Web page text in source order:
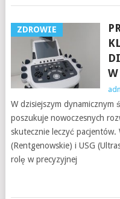
ZDROWIE
W dzisiejszym dynamicznym
poszukuje nowoczesnych
skutecznie leczyć
(Rentgenowskie) i USG
rolę w precyzyjnej